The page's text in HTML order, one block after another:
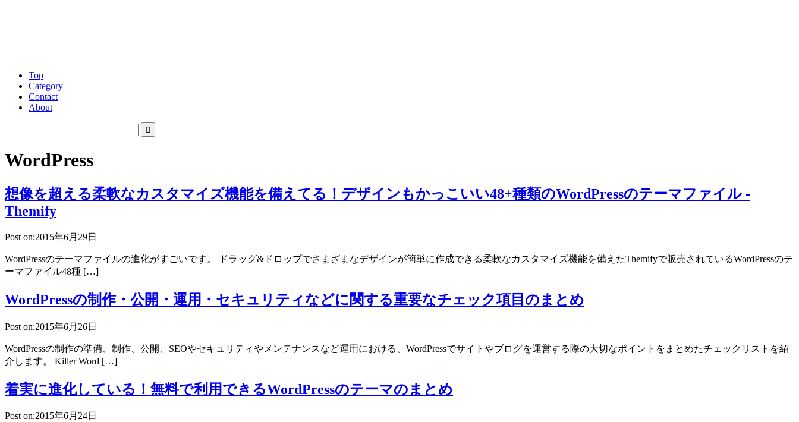
Top
Category
Contact
About
WordPress
想像を超える柔軟なカスタマイズ機能を備えてる！デザインもかっこいい48+種類のWordPressのテーマファイル -
Themify
Post on:2015年6月29日
WordPressのテーマファイルの進化がすごいです。 ドラッグ&ドロップでさまざまなデザインが簡単に作成できる柔軟なカスタマイズ機能を備えたThemifyで販売されているWordPressのテ
ーマファイル48種 […]
WordPressの制作・公開・運用・セキュリティなどに関する重要なチェック項目のまとめ
Post on:2015年6月26日
WordPressの制作の準備、制作、公開、SEOやセキュリティやメンテナンスなど運用における、WordPressでサイトやブログを運営する際の大切なポイントをまとめたチェックリストを紹
介します。 Killer Word […]
着実に進化している！無料で利用できるWordPressのテーマのまとめ
Post on:2015年6月24日